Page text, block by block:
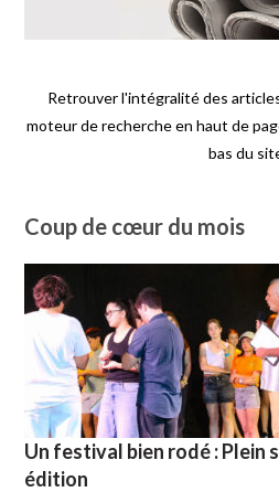
Retrouver l'intégralité des
moteur de recherche en haut de
bas du
Coup de cœur du mois
Un festival bien rodé : Plein
édition